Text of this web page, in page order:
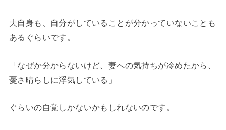
夫自身も、自分がしていることが分かっていないことも
あるぐらいです。
「なぜか分からないけど、妻への気持ちが冷めたから、
憂さ晴らしに浮気している」
ぐらいの自覚しかないかもしれないのです。